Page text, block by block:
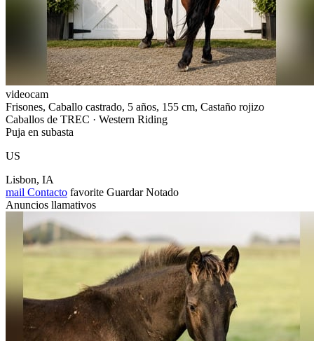
videocam
Frisones, Caballo castrado, 5 años, 155 cm, Castaño rojizo
Caballos de TREC · Western Riding
Puja en subasta
US
Lisbon, IA
mail Contacto favorite Guardar Notado
Anuncios llamativos